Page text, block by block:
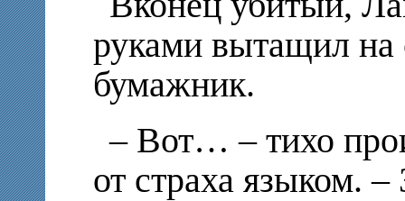
руками вытащил на
бумажник.
– Вот… – тихо
от страха языком.